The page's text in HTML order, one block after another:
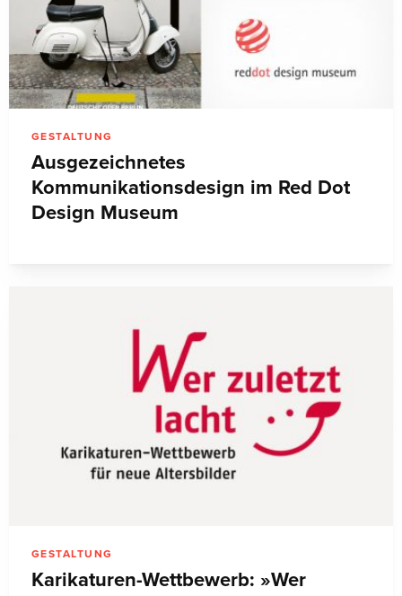
GESTALTUNG
Ausgezeichnetes
Kommunikationsdesign im Red Dot
Design Museum
GESTALTUNG
Karikaturen-Wettbewerb: »Wer